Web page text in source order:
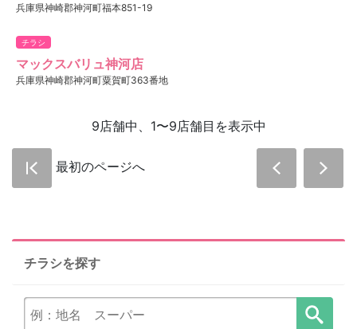
兵庫県神崎郡神河町福本851-19
チラシ
マックスバリュ神河店
兵庫県神崎郡神河町粟賀町363番地
9店舗中、1〜9店舗目を表示中
最初のページへ
チラシを探す